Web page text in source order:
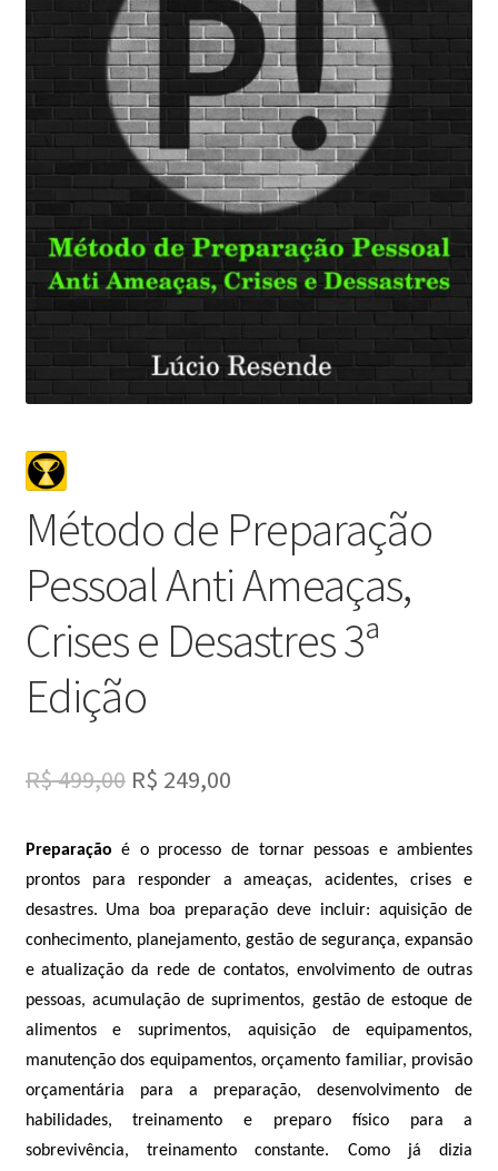
Método de Preparação
Pessoal Anti Ameaças,
Crises e Desastres 3ª
Edição
R$499,00 O
original
era:
R$ 499,00.
R$ 249,00O
atual
é:
R$ 249,00.
Preparação é o processo de tornar pessoas e ambientes
prontos para responder a ameaças, acidentes, crises e
desastres. Uma boa preparação deve incluir: aquisição de
conhecimento, planejamento, gestão de segurança, expansão
e atualização da rede de contatos, envolvimento de outras
pessoas, acumulação de suprimentos, gestão de estoque de
alimentos e suprimentos, aquisição de equipamentos,
manutenção dos equipamentos, orçamento familiar, provisão
orçamentária para a preparação, desenvolvimento de
habilidades, treinamento e preparo físico para a
sobrevivência, treinamento constante. Como já dizia